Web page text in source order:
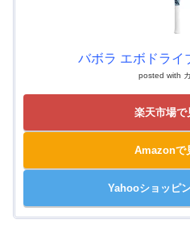
バボラ エボドライ
posted with
楽天市場で
Amazonで
Yahooショッピ